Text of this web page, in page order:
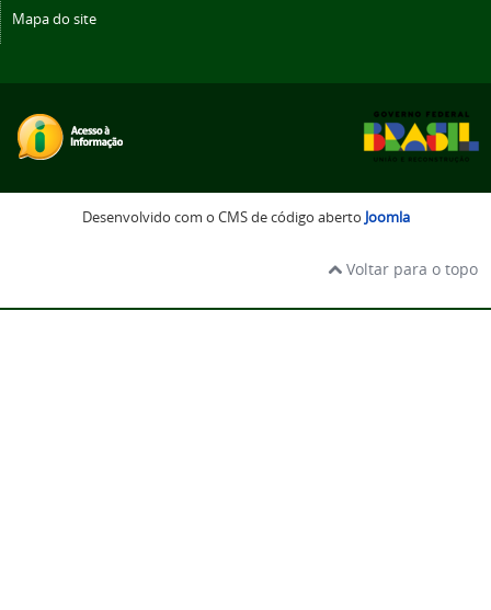
Mapa do site
Desenvolvido com o CMS de código aberto Joomla
Voltar para o topo